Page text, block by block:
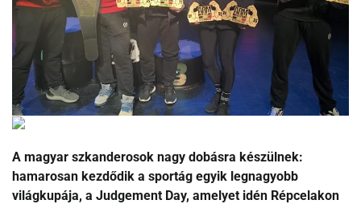
A magyar szkanderosok nagy dobásra készülnek:
hamarosan kezdődik a sportág egyik legnagyobb
világkupája, a Judgement Day, amelyet idén Répcelakon